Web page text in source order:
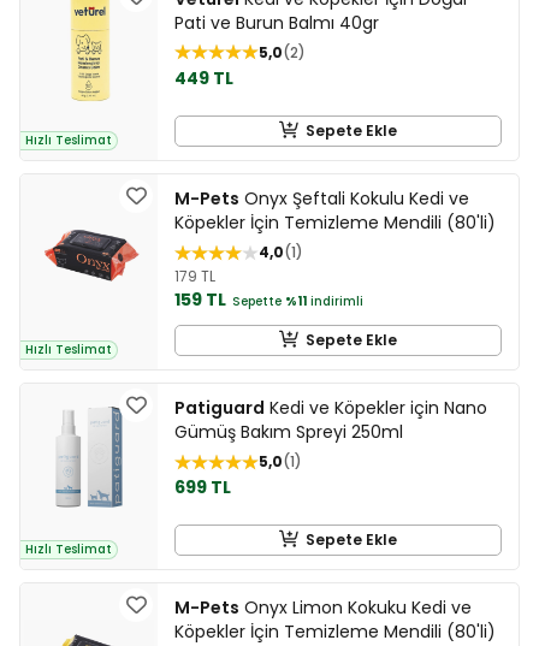
Hızlı Teslimat
Pati ve Burun Balmı 40gr
5,0 2
449 TL
Sepete Ekle
Hızlı Teslimat
M-Pets Onyx Şeftali Kokulu Kedi ve
Köpekler İçin Temizleme Mendili (80'li)
4,0 1
179 TL
159 TL Sepette %11 indirimli
Sepete Ekle
Hızlı Teslimat
Patiguard Kedi ve Köpekler için Nano
Gümüş Bakım Spreyi 250ml
5,0 1
699 TL
Sepete Ekle
M-Pets Onyx Limon Kokuku Kedi ve
Köpekler İçin Temizleme Mendili (80'li)